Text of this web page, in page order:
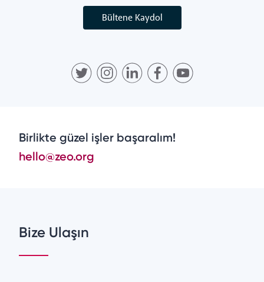
Bültene Kaydol
Birlikte güzel işler başaralım!
hello@zeo.org
Bize Ulaşın